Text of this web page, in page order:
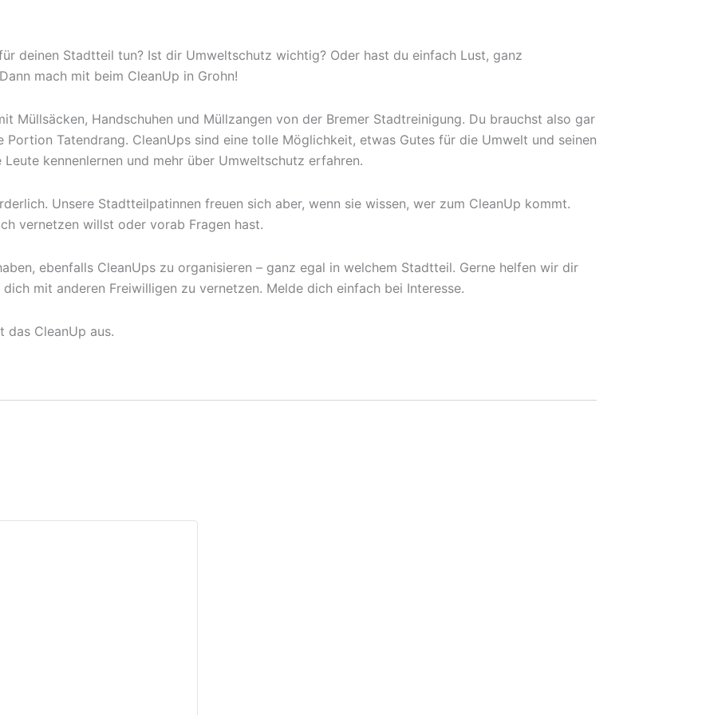
deinen Stadtteil tun? Ist dir Umweltschutz wichtig? Oder hast du einfach Lust, ganz
mach mit beim CleanUp in Grohn!
Müllsäcken, Handschuhen und Müllzangen von der Bremer Stadtreinigung. Du brauchst also gar
Tatendrang. CleanUps sind eine tolle Möglichkeit, etwas Gutes für die Umwelt und seinen
kennenlernen und mehr über Umweltschutz erfahren.
Unsere Stadtteilpatinnen freuen sich aber, wenn sie wissen, wer zum CleanUp kommt.
vernetzen willst oder vorab Fragen hast.
ebenfalls CleanUps zu organisieren – ganz egal in welchem Stadtteil. Gerne helfen wir dir
mit anderen Freiwilligen zu vernetzen. Melde dich einfach bei Interesse.
das CleanUp aus.